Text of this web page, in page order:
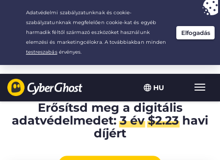
HU
Your choice:The Best Dealfor 3.3333333333333-years at $
/month
Erősítsd meg a digitális
adatvédelmedet:3 év $2.23havi
díjért